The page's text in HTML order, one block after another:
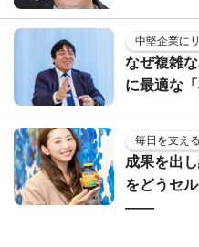
中堅企業に
なぜ複雑
に最適な
毎日を支え
成果を出
をどうセ
——